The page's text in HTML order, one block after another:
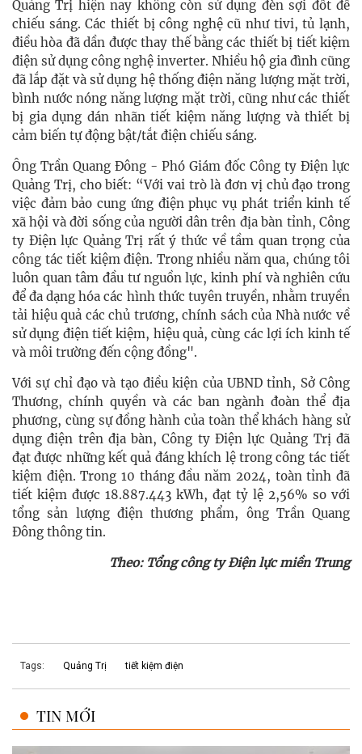
Quảng Trị hiện nay không còn sử dụng đèn sợi đốt để
chiếu sáng. Các thiết bị công nghệ cũ như tivi, tủ lạnh,
điều hòa đã dần được thay thế bằng các thiết bị tiết kiệm
điện sử dụng công nghệ inverter. Nhiều hộ gia đình cũng
đã lắp đặt và sử dụng hệ thống điện năng lượng mặt trời,
bình nước nóng năng lượng mặt trời, cũng như các thiết
bị gia dụng dán nhãn tiết kiệm năng lượng và thiết bị
cảm biến tự động bật/tắt điện chiếu sáng.
Ông Trần Quang Đông - Phó Giám đốc Công ty Điện lực
Quảng Trị, cho biết: “Với vai trò là đơn vị chủ đạo trong
việc đảm bảo cung ứng điện phục vụ phát triển kinh tế
xã hội và đời sống của người dân trên địa bàn tỉnh, Công
ty Điện lực Quảng Trị rất ý thức về tầm quan trọng của
công tác tiết kiệm điện. Trong nhiều năm qua, chúng tôi
luôn quan tâm đầu tư nguồn lực, kinh phí và nghiên cứu
để đa dạng hóa các hình thức tuyên truyền, nhằm truyền
tải hiệu quả các chủ trương, chính sách của Nhà nước về
sử dụng điện tiết kiệm, hiệu quả, cùng các lợi ích kinh tế
và môi trường đến cộng đồng".
Với sự chỉ đạo và tạo điều kiện của UBND tỉnh, Sở Công
Thương, chính quyền và các ban ngành đoàn thể địa
phương, cùng sự đồng hành của toàn thể khách hàng sử
dụng điện trên địa bàn, Công ty Điện lực Quảng Trị đã
đạt được những kết quả đáng khích lệ trong công tác tiết
kiệm điện. Trong 10 tháng đầu năm 2024, toàn tỉnh đã
tiết kiệm được 18.887.443 kWh, đạt tỷ lệ 2,56% so với
tổng sản lượng điện thương phẩm, ông Trần Quang
Đông thông tin.
Theo: Tổng công ty Điện lực miền Trung
Tags: Quảng Trị tiết kiệm điện
TIN MỚI